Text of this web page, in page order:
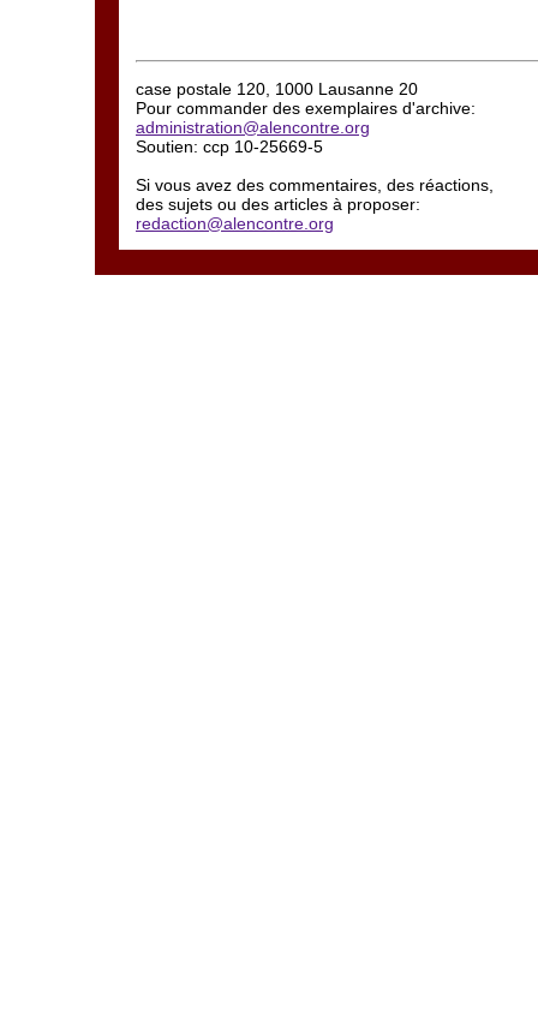
case postale 120, 1000 Lausanne 20
Pour commander des exemplaires d'archive:
administration@alencontre.org
Soutien: ccp 10-25669-5
Si vous avez des commentaires, des réactions,
des sujets ou des articles à proposer:
redaction@alencontre.org